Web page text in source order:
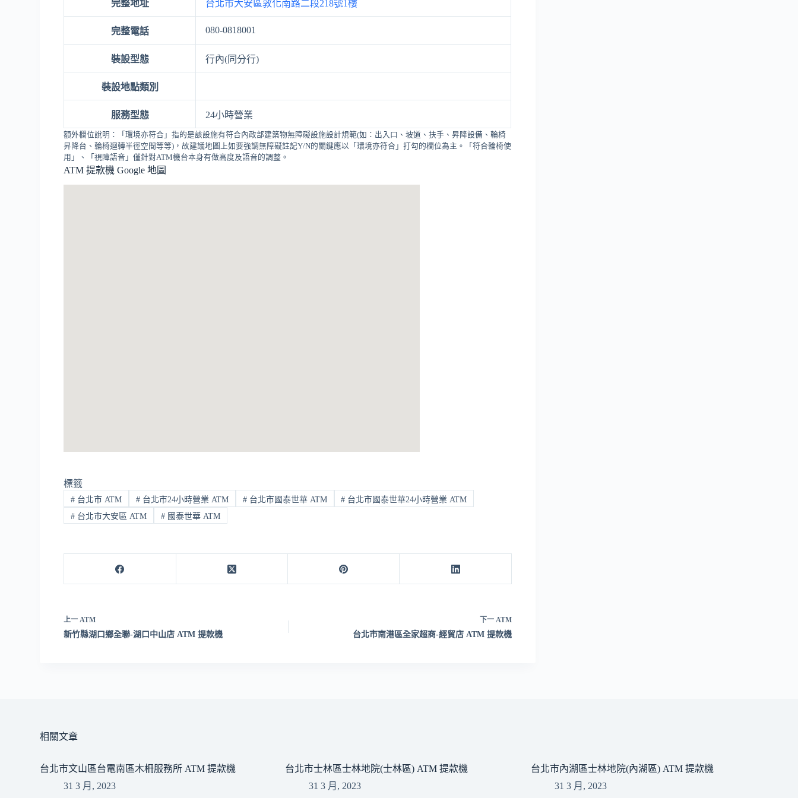
完整地址 台北市大安區敦化南路二段218號1樓
完整電話 080-0818001
裝設型態 行內(同分行)
裝設地點類別
服務型態 24小時營業
額外欄位說明：「環境亦符合」指的是該設施有符合內政部建築物無障礙設施設計規範(如：出入口、坡道、扶手、昇降設備、輪椅
昇降台、輪椅迴轉半徑空間等等)，故建議地圖上如要強調無障礙註記Y/N的關鍵應以「環境亦符合」打勾的欄位為主。「符合輪椅使
用」、「視障語音」僅針對ATM機台本身有做高度及語音的調整。
ATM 提款機 Google 地圖
標籤
# 台北市 ATM #台北市24小時營業 ATM #台北市國泰世華 ATM # 台北市國泰世華24小時營業 ATM
# 台北市大安區 ATM #國泰世華 ATM
上一ATM
新竹縣湖口鄉全聯-湖口中山店 ATM 提款機
下一 ATM
台北市南港區全家超商-經貿店 ATM 提款機
相關文章
台北市文山區台電南區木柵服務所 ATM 提款機
31 3 月, 2023
台北市士林區士林地院(士林區) ATM 提款機
31 3 月, 2023
台北市內湖區士林地院(內湖區) ATM 提款機
31 3 月, 2023